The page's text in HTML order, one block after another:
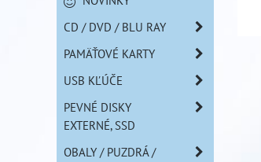
CD / DVD / BLU RAY
PAMÄŤOVÉ KARTY
USB KĽÚČE
PEVNÉ DISKY
EXTERNÉ, SSD
OBALY / PUZDRÁ /